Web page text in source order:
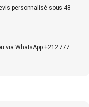
personnalisé sous 48
via WhatsApp +212 777